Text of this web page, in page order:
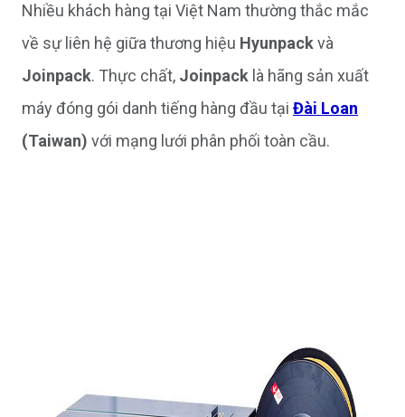
Nhiều khách hàng tại Việt Nam thường thắc mắc
về sự liên hệ giữa thương hiệu Hyunpackvà
Joinpack. Thực chất, Joinpack là hãng sản xuất
máy đóng gói danh tiếng hàng đầu tại Đài Loan
(Taiwan) với mạng lưới phân phối toàn cầu.